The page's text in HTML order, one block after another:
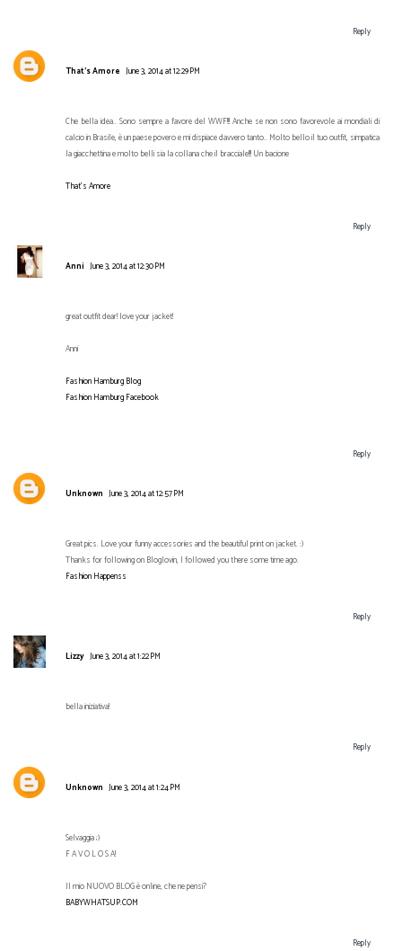
Reply
That's Amore June 3, 2014 at 12:29 PM
Che bella idea.. Sono sempre a favore del WWF!!! Anche se non sono favorevole ai mondiali di
calcio in Brasile, è un paese povero e mi dispiace davvero tanto.. Molto bello il tuo outfit, simpatica
la giacchettina e molto belli sia la collana che il bracciale!!! Un bacione
That's Amore
Reply
Anni June 3, 2014 at 12:30 PM
great outfit dear! love your jacket!
Anni
Fashion Hamburg Blog
Fashion Hamburg Facebook
Reply
Unknown June 3, 2014 at 12:57 PM
Great pics. Love your funny accessories and the beautiful print on jacket. :)
Thanks for following on Bloglovin, I followed you there some time ago.
Fashion Happenss
Reply
Lizzy June 3, 2014 at 1:22 PM
bella iniziativa!
Reply
Unknown June 3, 2014 at 1:24 PM
Selvaggia ;)
F A V O L O S A!
Il mio NUOVO BLOG è online, che ne pensi?
BABYWHATSUP.COM
Reply